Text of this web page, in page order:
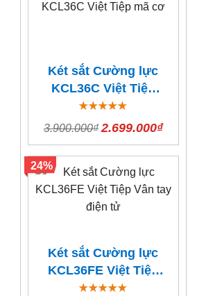
Két sắt Cường lực
KCL36C Việt Tiệp
mã cơ
3.900.000₫ 2.699.000₫
Két sắt Cường lực
KCL36FE Việt Tiệp
Vân tay điện tử
24%